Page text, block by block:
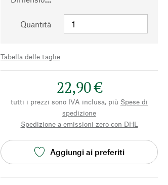
Quantità
Tabella delle taglie
22,90 €
tutti i prezzi sono IVA inclusa, più Spese di
spedizione
Spedizione a emissioni zero con DHL
Aggiungi ai preferiti